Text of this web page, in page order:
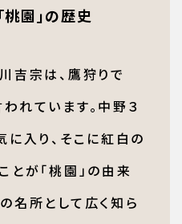
園」の歴史
吉宗は、鷹狩りで
れています。中野３
に入り、そこに紅白の
とが「桃園」の由来
名所として広く知ら